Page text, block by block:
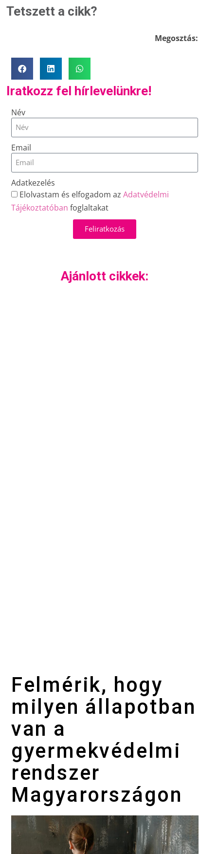
Tetszett a cikk?
Megosztás:
Iratkozz fel hírlevelünkre!
Név
Email
Adatkezelés
Elolvastam és elfogadom azAdatvédelmi
Tájékoztatóban foglaltakat
Feliratkozás
Ajánlott cikkek:
Felmérik, hogy
milyen állapotban
van a
gyermekvédelmi
rendszer
Magyarországon